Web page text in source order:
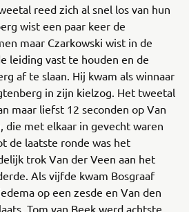
reed zich al snel los van hun
wist een paar keer de
maar Czarkowski wist in de
leiding vast te houden en de
af te slaan. Hij kwam als winnaar
in zijn kielzog. Het tweetal
maar liefst 12 seconden op Van
die met elkaar in gevecht waren
de laatste ronde was het
trok Van der Veen aan het
Als vijfde kwam Bosgraaf
op een zesde en Van den
Tom van Beek werd achtste